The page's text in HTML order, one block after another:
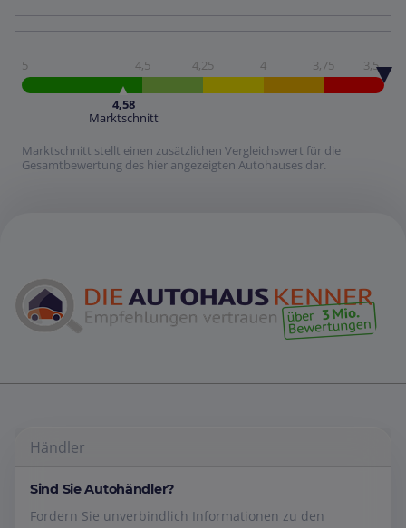
5 4,5 4,25 4 3,75 3,5
4,58
Marktschnitt
Marktschnitt stellt einen zusätzlichen Vergleichswert für die
Gesamtbewertung des hier angezeigten Autohauses dar.
Händler
Sind Sie Autohändler?
Fordern Sie unverbindlich Informationen zu den